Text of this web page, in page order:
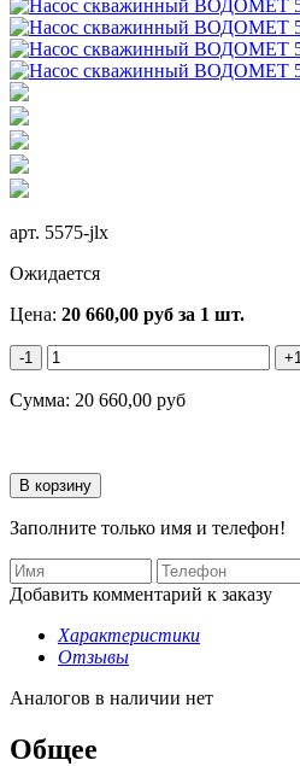
арт. 5575-jlx
Ожидается
Цена: 20 660,00 руб за 1 шт.
-1 +1
Сумма: 20 660,00 руб
Заполните только имя и телефон!
Добавить комментарий к заказу
Характеристики
Отзывы
Аналогов в наличии нет
Общее